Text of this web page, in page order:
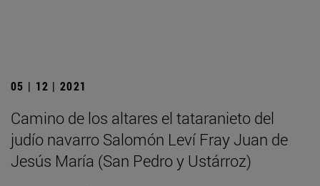
05 | 12 | 2021
Camino de los altares el tataranieto del
judío navarro Salomón Leví Fray Juan de
Jesús María (San Pedro y Ustárroz)